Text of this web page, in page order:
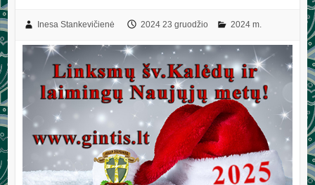
Inesa Stankevičienė 2024 23 gruodžio 2024 m.